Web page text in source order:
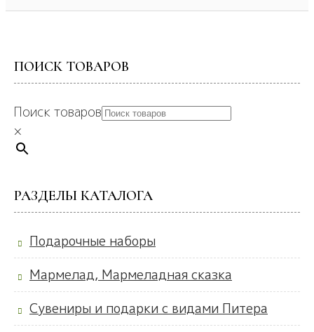
ПОИСК ТОВАРОВ
Поиск товаров
×
РАЗДЕЛЫ КАТАЛОГА
Подарочные наборы
Мармелад, Мармеладная сказка
Сувениры и подарки с видами Питера